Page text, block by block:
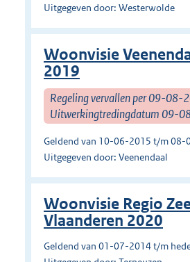
Uitgegeven door: Westerwolde
Woonvisie
2019
Regeling vervallen per 09-08-
Uitwerkingtredingdatum 09-
Geldend van 10-06-2015 t/m 08-
Uitgegeven door: Veenendaal
Woonvisie Regio
Vlaanderen 2020
Geldend van 01-07-2014 t/m